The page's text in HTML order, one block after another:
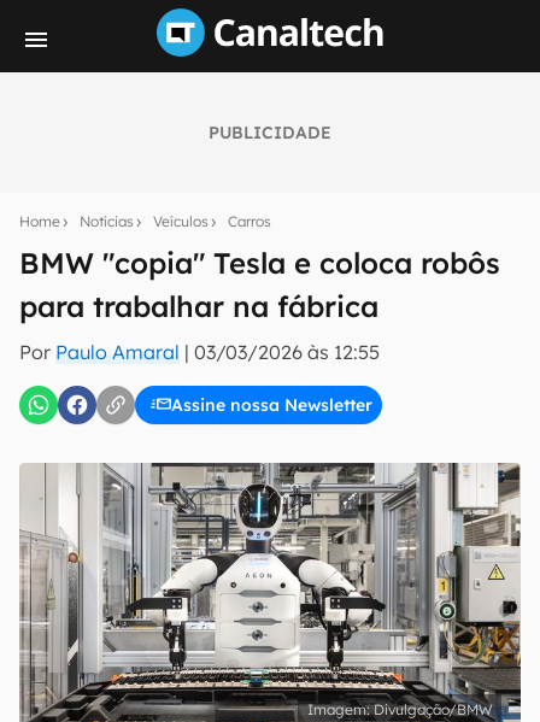
PUBLICIDADE
Home Notícias Veículos Carros
BMW "copia" Tesla e coloca robôs
para trabalhar na fábrica
Por Paulo Amaral | 03/03/2026 às 12:55
Assine nossa Newsletter
notícias e reviews sobre tecnologia em primeira
mão.
E-mail
inscreva-se
Confirmo que li, aceito e concordo com os Termos de
Uso e Política de Privacidade do Canaltech.
Divulgação/BMW